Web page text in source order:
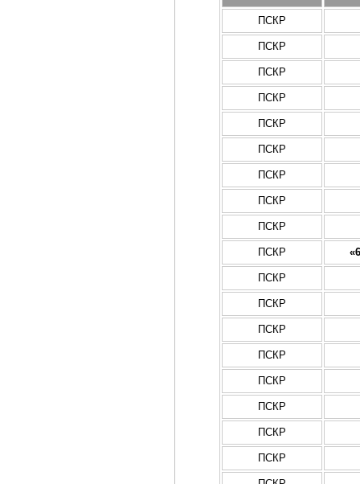
ПСКР
ПСКР
ПСКР
ПСКР
ПСКР
ПСКР
ПСКР
ПСКР
ПСКР
ПСКР
ПСКР
ПСКР
ПСКР
ПСКР
ПСКР
ПСКР
ПСКР
ПСКР